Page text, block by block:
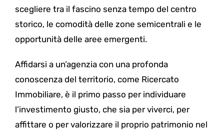
scegliere tra il fascino senza tempo del centro
storico, le comodità delle zone semicentrali e le
opportunità delle aree emergenti.
Affidarsi a un’agenzia con una profonda
conoscenza del territorio, come Ricercato
Immobiliare, è il primo passo per individuare
l’investimento giusto, che sia per viverci, per
affittare o per valorizzare il proprio patrimonio nel